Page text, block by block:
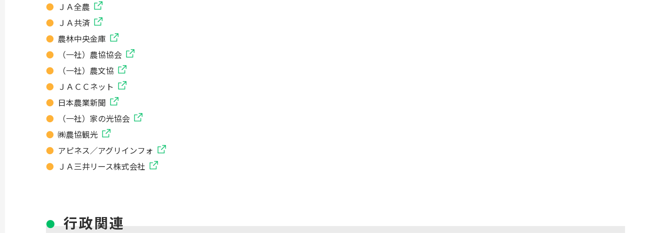
ＪＡ全農
ＪＡ共済
農林中央金庫
（一社）農協協会
（一社）農文協
ＪＡＣＣネット
日本農業新聞
（一社）家の光協会
㈱農協観光
アピネス／アグリインフォ
ＪＡ三井リース株式会社
行政関連